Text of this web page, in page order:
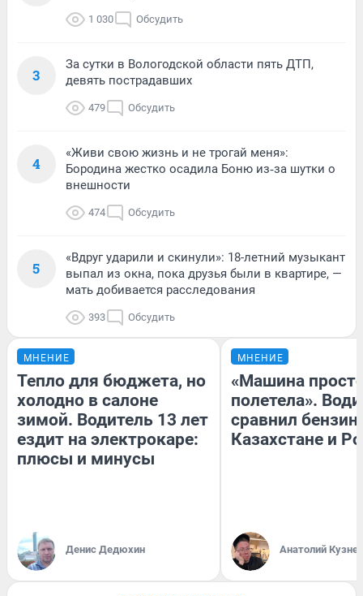
1 030 Обсудить
3
За сутки в Вологодской области пять ДТП,
девять пострадавших
479 Обсудить
4
«Живи свою жизнь и не трогай меня»:
Бородина жестко осадила Боню из‑за шутки о
внешности
474 Обсудить
5
«Вдруг ударили и скинули»: 18-летний музыкант
выпал из окна, пока друзья были в квартире, —
мать добивается расследования
393 Обсудить
МНЕНИЕ
Тепло для бюджета, но
холодно в салоне
зимой. Водитель 13 лет
ездит на электрокаре:
плюсы и минусы
Денис Дедюхин
МНЕНИЕ
«Машина
полетела».
сравнил бензин
Казахстане и
Анатолий